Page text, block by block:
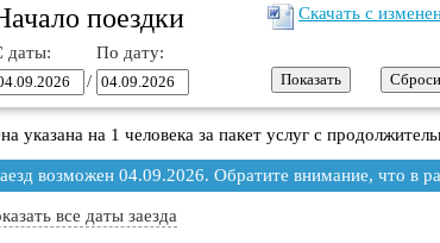
поездки Скачать с
даты:
По дату:
/
указана на 1 человека за пакет услуг с
возможен 04.09.2026. Обратите внимание, что в
все даты заезда